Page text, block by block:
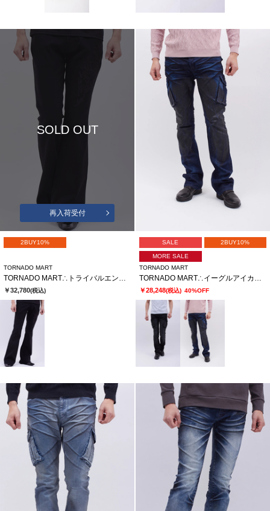
SOLD OUT
再入荷受付
2BUY10%
TORNADO MART
￥32,780(税込)
SALE 2BUY10%
MORE SALE
TORNADO MART
￥28,248(税込) 40%OFF